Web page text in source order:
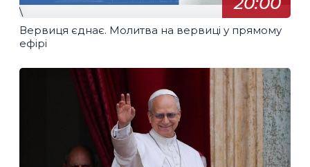
\
Вервиця єднає. Молитва на вервиці у прямому
ефірі